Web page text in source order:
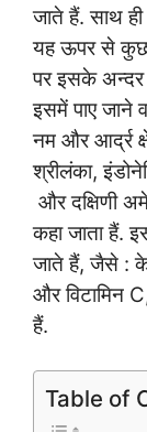
जाते हैं. साथ
यह ऊपर से कुछ
पर इसके
इसमें पाए जाने
नम और आर्द्र
श्रीलंका,
और दक्षिणी
कहा जाता हैं.
जाते हैं, जैसे :
और विटामिन
हैं.
Table of